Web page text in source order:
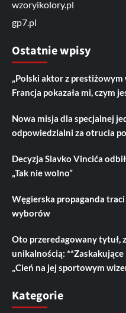
wzoryikolory.pl
gp7.pl
Ostatnie wpisy
„Polski aktor z
Francja pokazała mi, czym
Nowa misja dla specjalnej
odpowiedzialni za otrucia
Decyzja Slavko Vincića
„Tak nie wolno”
Węgierska propaganda traci
wyborów
Oto przeredagowany tytuł,
unikalnością:
„Cień na jej sportowym
Kategorie